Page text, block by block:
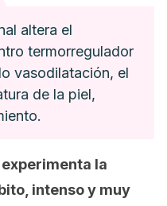
altera el
termorregulador
vasodilatación, el
de la piel,
la
intenso y muy